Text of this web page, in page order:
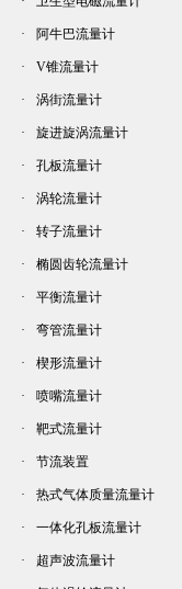
· 阿牛巴流量计
· V锥流量计
· 涡街流量计
· 旋进旋涡流量计
· 孔板流量计
· 涡轮流量计
· 转子流量计
· 椭圆齿轮流量计
· 平衡流量计
· 弯管流量计
· 楔形流量计
· 喷嘴流量计
· 靶式流量计
· 节流装置
· 热式气体质量流量计
· 一体化孔板流量计
· 超声波流量计